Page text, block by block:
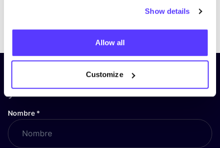
Show details
Allow all
Customize
¡Suscríbete a nuestro boletín
y mantente informado!
Nombre *